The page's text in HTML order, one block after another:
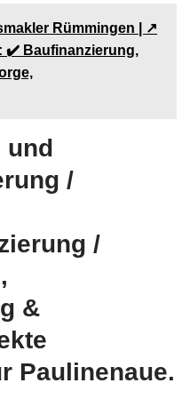
Rümmingen | ↗️
✔️ Baufinanzierung,
und
/
/
&
Paulinenaue.